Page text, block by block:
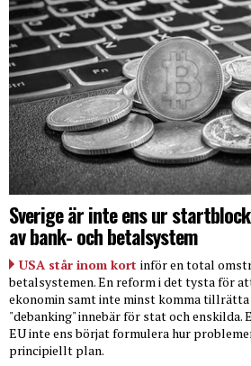
Sverige är inte ens ur
av bank- och betalsystem
USA står inom kort inför en total
betalsystemen. En reform i det tysta för
ekonomin samt inte minst komma tillrätta
"debanking" innebär för stat och enskilda.
EU inte ens börjat formulera hur
principiellt plan.